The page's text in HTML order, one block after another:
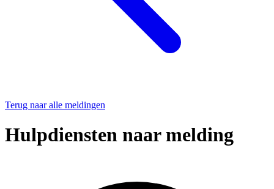
Terug naar alle meldingen
Hulpdiensten naar melding